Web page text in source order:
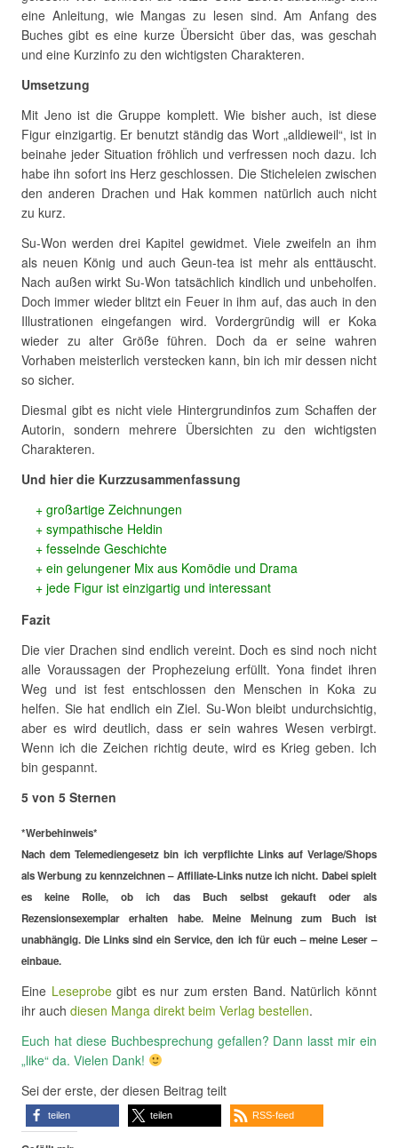
eine Anleitung, wie Mangas zu lesen sind. Am Anfang des
Buches gibt es eine kurze Übersicht über das, was geschah
und eine Kurzinfo zu den wichtigsten Charakteren.
Umsetzung
Mit Jeno ist die Gruppe komplett. Wie bisher auch, ist diese
Figur einzigartig. Er benutzt ständig das Wort „alldieweil“, ist in
beinahe jeder Situation fröhlich und verfressen noch dazu. Ich
habe ihn sofort ins Herz geschlossen. Die Sticheleien zwischen
den anderen Drachen und Hak kommen natürlich auch nicht
zu kurz.
Su-Won werden drei Kapitel gewidmet. Viele zweifeln an ihm
als neuen König und auch Geun-tea ist mehr als enttäuscht.
Nach außen wirkt Su-Won tatsächlich kindlich und unbeholfen.
Doch immer wieder blitzt ein Feuer in ihm auf, das auch in den
Illustrationen eingefangen wird. Vordergründig will er Koka
wieder zu alter Größe führen. Doch da er seine wahren
Vorhaben meisterlich verstecken kann, bin ich mir dessen nicht
so sicher.
Diesmal gibt es nicht viele Hintergrundinfos zum Schaffen der
Autorin, sondern mehrere Übersichten zu den wichtigsten
Charakteren.
Und hier die Kurzzusammenfassung
großartige Zeichnungen
sympathische Heldin
fesselnde Geschichte
ein gelungener Mix aus Komödie und Drama
jede Figur ist einzigartig und interessant
Fazit
Die vier Drachen sind endlich vereint. Doch es sind noch nicht
alle Voraussagen der Prophezeiung erfüllt. Yona findet ihren
Weg und ist fest entschlossen den Menschen in Koka zu
helfen. Sie hat endlich ein Ziel. Su-Won bleibt undurchsichtig,
aber es wird deutlich, dass er sein wahres Wesen verbirgt.
Wenn ich die Zeichen richtig deute, wird es Krieg geben. Ich
bin gespannt.
5 von 5 Sternen
*Werbehinweis*
Nach dem Telemediengesetz bin ich verpflichte Links auf Verlage/Shops
als Werbung zu kennzeichnen – Affiliate-Links nutze ich nicht. Dabei spielt
es keine Rolle, ob ich das Buch selbst gekauft oder als
Rezensionsexemplar erhalten habe. Meine Meinung zum Buch ist
unabhängig. Die Links sind ein Service, den ich für euch – meine Leser –
einbaue.
Eine Leseprobegibt es nur zum ersten Band. Natürlich könnt
ihr auch diesen Manga direkt beim Verlag bestellen.
Euch hat diese Buchbesprechung gefallen? Dann lasst mir ein
„like“ da. Vielen Dank!
Sei der erste, der diesen Beitrag teilt
teilen teilen RSS-feed